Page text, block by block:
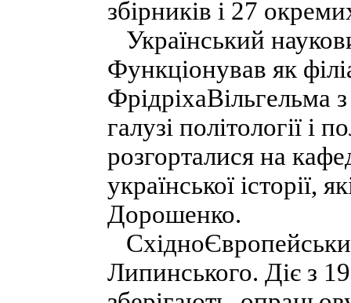
збірників і 27
Український
Функціонував як
ФрідріхаВільгельма
галузі політології і
розгорталися на
української
Дорошенко.
Липинського. Діє з